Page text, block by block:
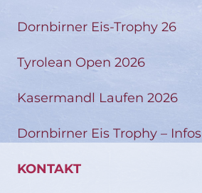
Dornbirner Eis-Trophy 26
Tyrolean Open 2026
Kasermandl Laufen 2026
Dornbirner Eis Trophy – Infos
KONTAKT